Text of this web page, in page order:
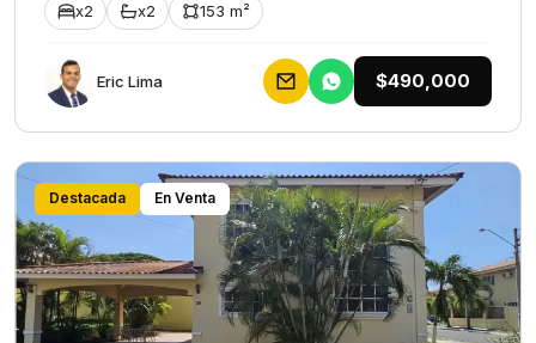
x2 x2 153 m²
Eric Lima $490,000
Destacada En Venta